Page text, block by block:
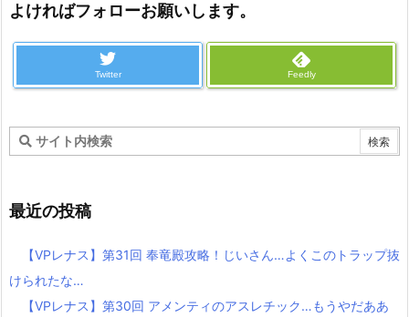
よければフォローお願いします。
Twitter Feedly
最近の投稿
【VPレナス】第31回 奉竜殿攻略！じいさん…よくこのトラップ抜
けられたな…
【VPレナス】第30回 アメンティのアスレチック…もうやだああ